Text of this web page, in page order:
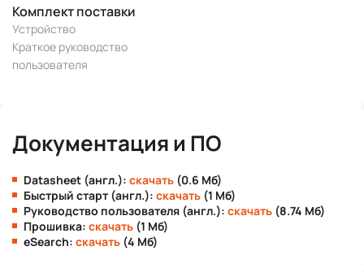
Комплект поставки
Устройство
Краткое руководство
пользователя
Документация и ПО
Datasheet (англ.): скачать (0.6 Мб)
Быстрый старт (англ.): скачать (1 Мб)
Руководство пользователя (англ.): скачать (8.74 Мб)
Прошивка: скачать (1 Мб)
eSearch: скачать (4 Мб)